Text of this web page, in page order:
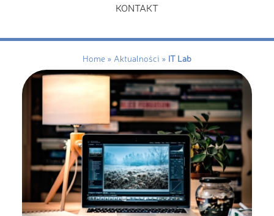
KONTAKT
Home » Aktualności » IT Lab